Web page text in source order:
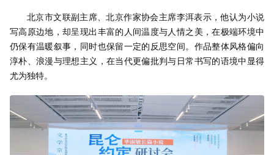
北京市文联副主席、北京作家协会主席李洱表示，他认为小说
写高原边地，却呈现出丰富的人间温度与人情之美，在极端环境中
仍保有温暖叙事，同时也保留一定的反思空间。作品整体风格偏向
淳朴、浪漫与理想主义，在当代更偏批判与日常书写的语境中显得
尤为独特。